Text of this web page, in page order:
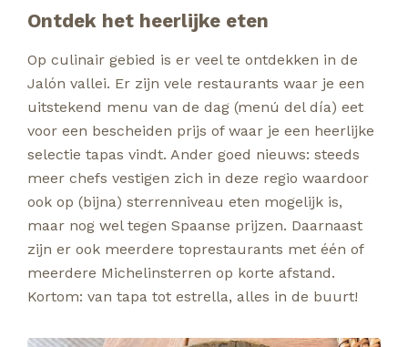
Ontdek het heerlijke eten
Op culinair gebied is er veel te ontdekken in de
Jalón vallei. Er zijn vele restaurants waar je een
uitstekend menu van de dag (menú del día) eet
voor een bescheiden prijs of waar je een heerlijke
selectie tapas vindt. Ander goed nieuws: steeds
meer chefs vestigen zich in deze regio waardoor
ook op (bijna) sterrenniveau eten mogelijk is,
maar nog wel tegen Spaanse prijzen. Daarnaast
zijn er ook meerdere toprestaurants met één of
meerdere Michelinsterren op korte afstand.
Kortom: van tapa tot estrella, alles in de buurt!